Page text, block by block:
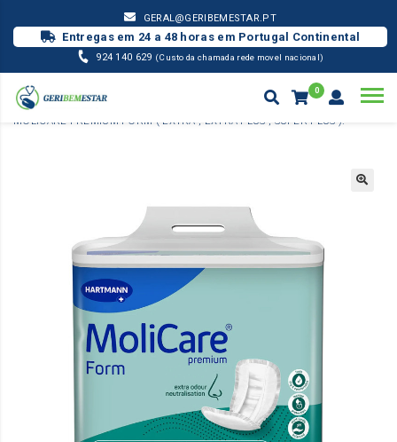
GERAL@GERIBEMESTAR.PT
Entregas em 24 a 48 horas em Portugal Continental
924 140 629 (Custo da chamada rede movel nacional)
0
INCONTINÊNCIA FRALDA MOLICARE - HARTMANN
PENSO
MOLICARE PREMIUM FORM ( EXTRA , EXTRA PLUS , SUPER PLUS ).